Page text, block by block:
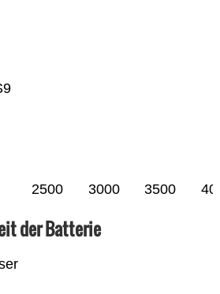
2500 3000 3500
der Batterie